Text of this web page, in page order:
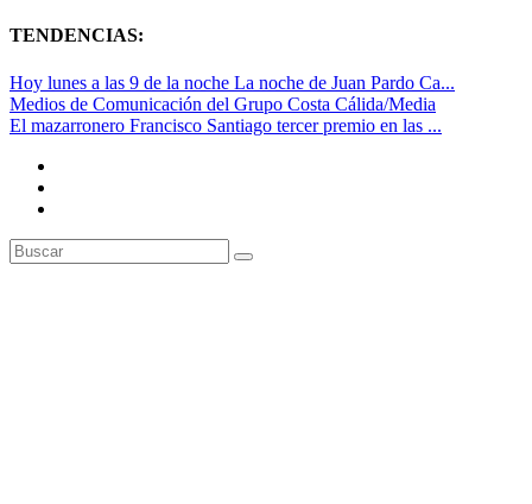
TENDENCIAS:
Hoy lunes a las 9 de la noche La noche de Juan Pardo Ca...
Medios de Comunicación del Grupo Costa Cálida/Media
El mazarronero Francisco Santiago tercer premio en las ...